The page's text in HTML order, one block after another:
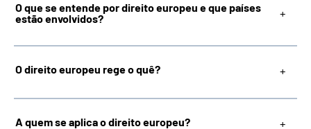
Inhalte in Gebärdensprache (DGS)
O que se entende por direito europeu e que países
estão envolvidos?
O direito europeu rege o quê?
A quem se aplica o direito europeu?